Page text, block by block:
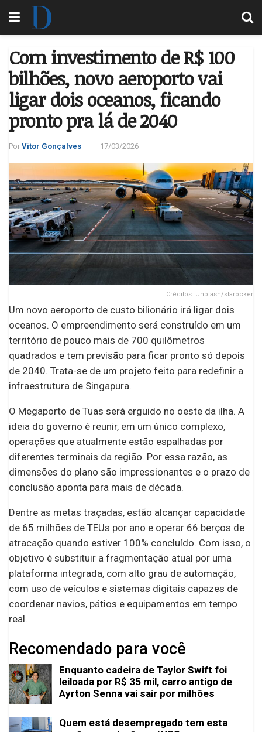
Com investimento de R$ 100
bilhões, novo aeroporto vai
ligar dois oceanos, ficando
pronto pra lá de 2040
Por Vitor Gonçalves 17/03/2026
Créditos: Unplash/starocker
Um novo aeroporto de custo bilionário irá ligar dois
oceanos. O empreendimento será construído em um
território de pouco mais de 700 quilômetros
quadrados e tem previsão para ficar pronto só depois
de 2040. Trata-se de um projeto feito para redefinir a
infraestrutura de Singapura.
O Megaporto de Tuas será erguido no oeste da ilha. A
ideia do governo é reunir, em um único complexo,
operações que atualmente estão espalhadas por
diferentes terminais da região. Por essa razão, as
dimensões do plano são impressionantes e o prazo de
conclusão aponta para mais de década.
Dentre as metas traçadas, estão alcançar capacidade
de 65 milhões de TEUs por ano e operar 66 berços de
atracação quando estiver 100% concluído. Com isso, o
objetivo é substituir a fragmentação atual por uma
plataforma integrada, com alto grau de automação,
com uso de veículos e sistemas digitais capazes de
coordenar navios, pátios e equipamentos em tempo
real.
Recomendado para você
Enquanto cadeira de Taylor Swift foi
leiloada por R$ 35 mil, carro antigo de
Ayrton Senna vai sair por milhões
Quem está desempregado tem esta